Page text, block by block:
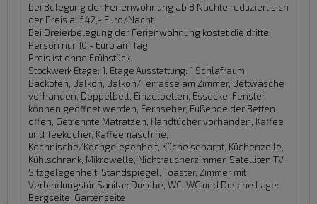
bei Belegung der Ferienwohnung ab 8 Nächte reduziert sich
der Preis auf 42,- Euro/Nacht.
Bei Dreierbelegung der Ferienwohnung kostet die dritte
Person nur 10,- Euro am Tag
Preis ist ohne Frühstück.
Stockwerk Etage: 1. EtageAusstattung: 1 Schlafraum,
Backofen, Balkon, Balkon/Terrasse am Zimmer, Bettwäsche
vorhanden, Doppelbett, Einzelbetten, Essecke, Fenster
können geöffnet werden, Fernseher, Fußende der Betten
offen, Getrennte Matratzen, Handtücher vorhanden, Kaffee
und Teekocher, Kaffeemaschine,
Kochnische/Kochgelegenheit, Küche separat, Küchenzeile,
Kühlschrank, Mikrowelle, Nichtraucherzimmer, Satelliten TV,
Sitzgelegenheit, Standspiegel, Toaster, Zimmer mit
Verbindungstür Sanitär: Dusche, WC, WC und Dusche Lage:
Bergseite, Gartenseite